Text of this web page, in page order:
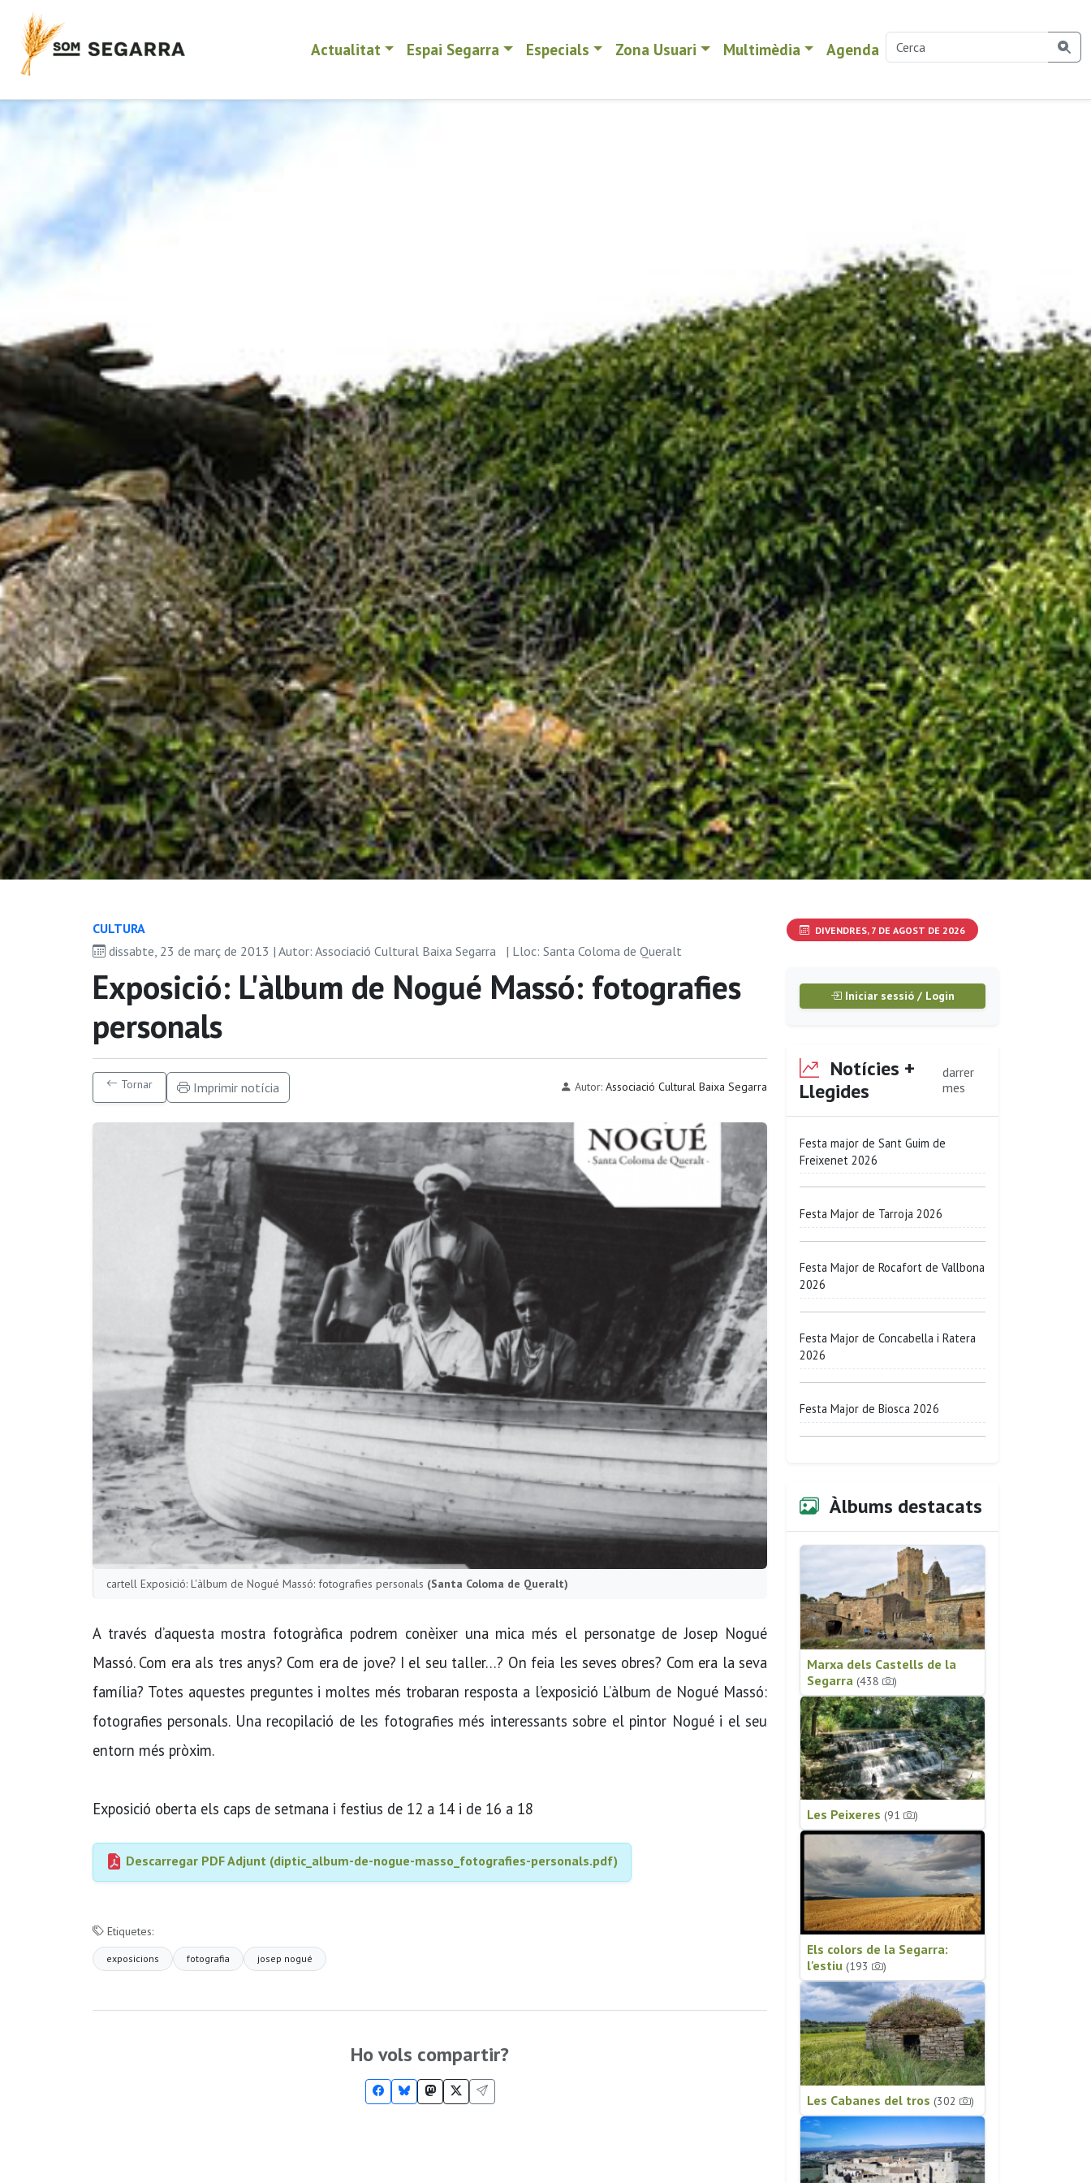
Actualitat Espai Segarra Especials Zona Usuari Multimèdia Agenda
CULTURA
dissabte, 23 de març de 2013 | Autor: Associació Cultural Baixa Segarra
| Lloc: Santa Coloma de Queralt
Exposició: L'àlbum de Nogué Massó: fotografies
personals
Tornar Imprimir notícia Autor: Associació Cultural Baixa Segarra
cartell Exposició: L'àlbum de Nogué Massó: fotografies personals (Santa Coloma de Queralt)
A través d’aquesta mostra fotogràfica podrem conèixer una mica més el personatge de Josep Nogué
Massó. Com era als tres anys? Com era de jove? I el seu taller…? On feia les seves obres? Com era la seva
família? Totes aquestes preguntes i moltes més trobaran resposta a l’exposició L’àlbum de Nogué Massó:
fotografies personals. Una recopilació de les fotografies més interessants sobre el pintor Nogué i el seu
entorn més pròxim.
Exposició oberta els caps de setmana i festius de 12 a 14 i de 16 a 18
Descarregar PDF Adjunt (diptic_album-de-nogue-masso_fotografies-personals.pdf)
Etiquetes:
exposicions fotografia josep nogué
Ho vols compartir?
DIVENDRES, 7 DE AGOST DE 2026
Iniciar sessió / Login
Notícies +
Llegides
darrer
mes
Festa major de Sant Guim de
Freixenet 2026
Festa Major de Tarroja 2026
Festa Major de Rocafort de Vallbona
2026
Festa Major de Concabella i Ratera
2026
Festa Major de Biosca 2026
Àlbums destacats
Marxa dels Castells de la
Segarra (438 )
Les Peixeres (91 )
Els colors de la Segarra:
l'estiu (193 )
Les Cabanes del tros (302 )